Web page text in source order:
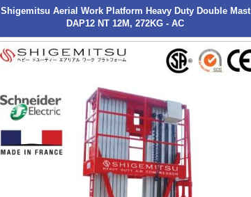
Shigemitsu Aerial Work Platform Heavy Duty Double Mast
DAP12 NT 12M, 272KG - AC